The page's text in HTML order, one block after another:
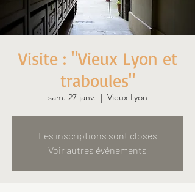
Visite : "Vieux Lyon et
traboules"
sam. 27 janv.
  |
Vieux Lyon
Les inscriptions sont closes
Voir autres événements